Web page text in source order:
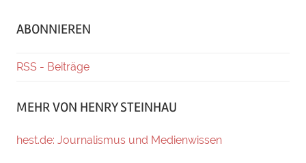
ABONNIEREN
RSS - Beiträge
MEHR VON HENRY STEINHAU
hest.de: Journalismus und Medienwissen